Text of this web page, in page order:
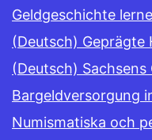
Geldgeschichte
(Deutsch) Geprägte
(Deutsch) Sachsens
Bargeldversorgung
Numismatiska och